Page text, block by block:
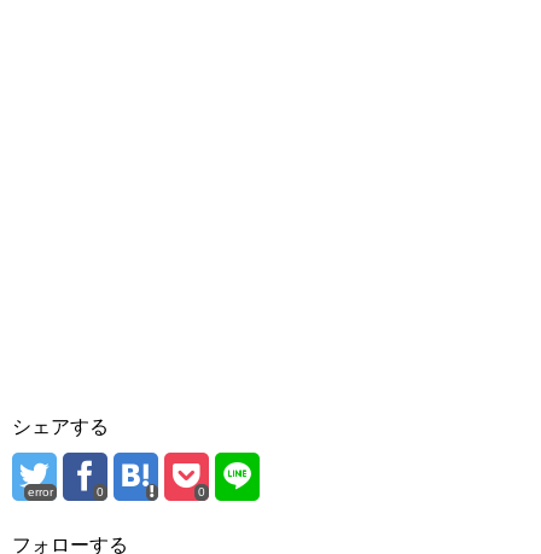
シェアする
error 0 0
フォローする